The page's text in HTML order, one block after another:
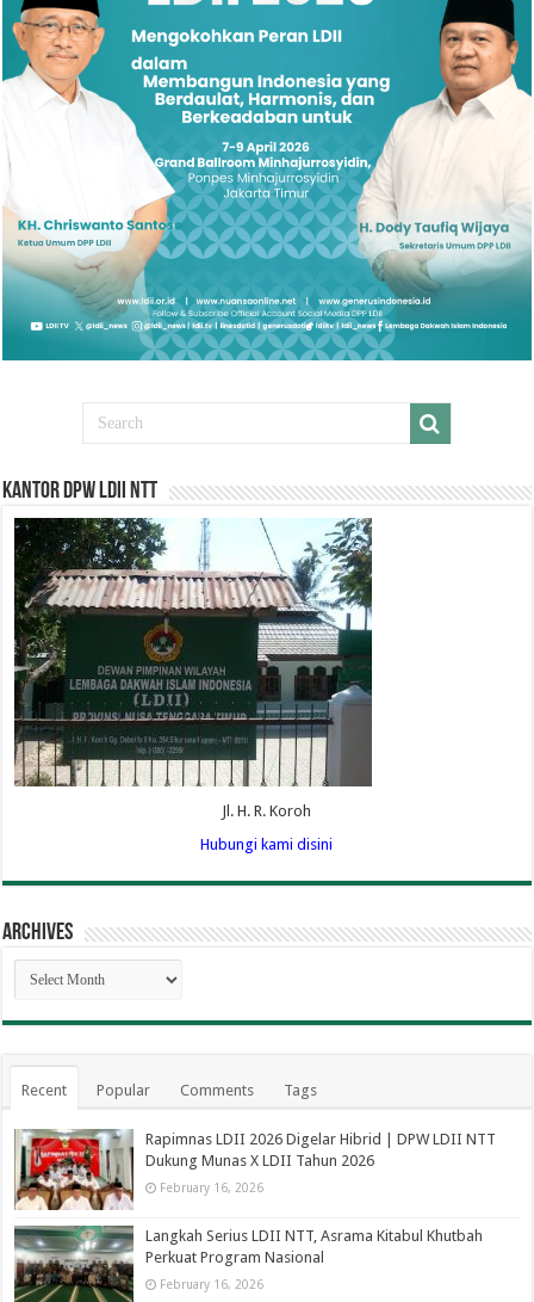
Kantor DPW LDII NTT
Jl. H. R. Koroh
Hubungi kami disini
Archives
Archives
Recent Popular Comments Tags
Rapimnas LDII 2026 Digelar Hibrid | DPW LDII NTT
Dukung Munas X LDII Tahun 2026
February 16, 2026
Langkah Serius LDII NTT, Asrama Kitabul Khutbah
Perkuat Program Nasional
February 16, 2026